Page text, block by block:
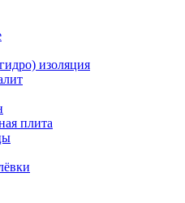
изоляция
плита